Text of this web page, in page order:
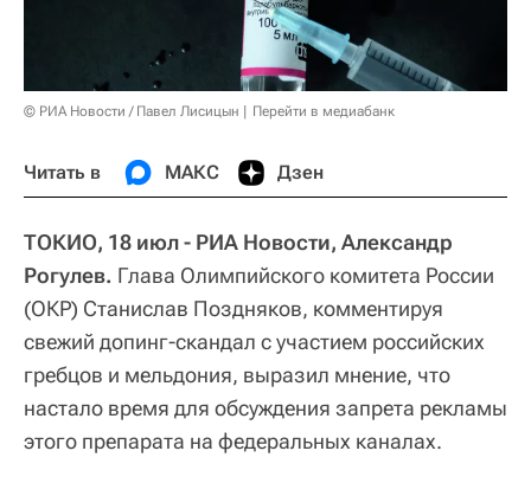
© РИА Новости / Павел Лисицын Перейти в медиабанк
Читать в МАКС Дзен
ТОКИО, 18 июл - РИА Новости, Александр
Рогулев. Глава Олимпийского комитета России
(ОКР) Станислав Поздняков, комментируя
свежий допинг-скандал с участием российских
гребцов и мельдония, выразил мнение, что
настало время для обсуждения запрета рекламы
этого препарата на федеральных каналах.